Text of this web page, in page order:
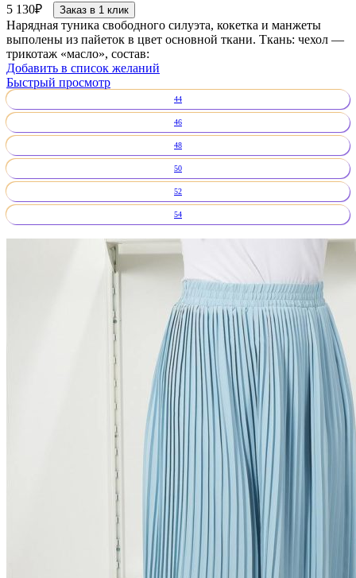
5 130₽ Заказ в 1 клик
Нарядная туника свободного силуэта, кокетка и манжеты
выполены из пайеток в цвет основной ткани. Ткань: чехол —
трикотаж «масло», состав:
Добавить в список желаний
Быстрый просмотр
44
46
48
50
52
54